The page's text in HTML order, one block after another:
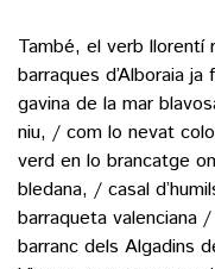
També, el verb llorentí
barraques d’Alboraia
gavina de la mar
niu, / com lo nevat
verd en lo brancatge
bledana, / casal
barraqueta valenciana
barranc dels Algadins